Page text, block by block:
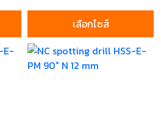
เลือกไซส์